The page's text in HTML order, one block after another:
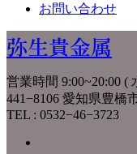
お問い合わせ
弥生貴金属
営業時間 9:00~20:00 (
441−8106 愛知県豊橋
TEL : 0532−46−3723